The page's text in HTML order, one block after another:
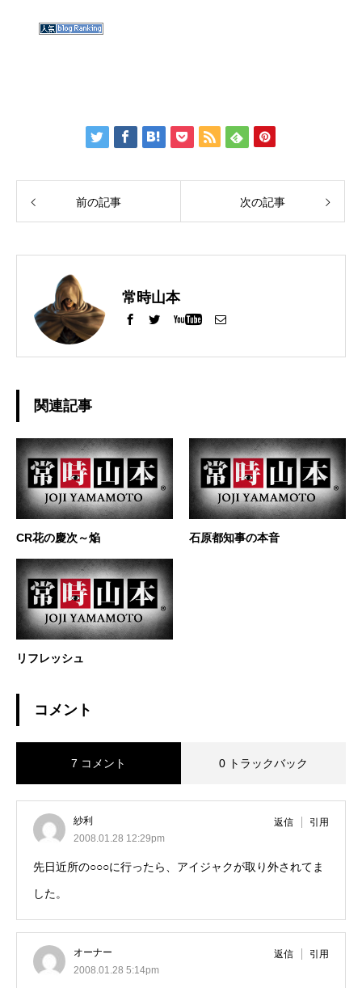
前の記事 次の記事
常時山本
関連記事
CR花の慶次～焔 石原都知事の本音
リフレッシュ
コメント
7 コメント 0 トラックバック
紗利
2008.01.28 12:29pm
返信 引用
先日近所の○○○に行ったら、アイジャクが取り外されてま
した。
オーナー
2008.01.28 5:14pm
返信 引用